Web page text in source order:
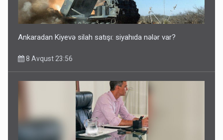
Azərbaycan bundan hər il 3 milyard dollar qazanacaq
8 Avqust 23:33
Ankaradan Kiyevə silah satışı: siyahıda nələr var?
8 Avqust 23:56